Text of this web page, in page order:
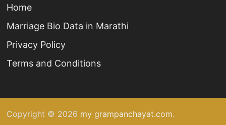
Home
Marriage Bio Data in Marathi
Privacy Policy
Terms and Conditions
Copyright © 2026 my grampanchayat.com.